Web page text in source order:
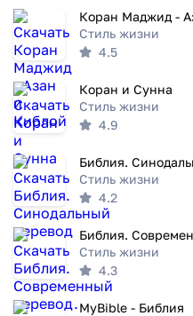
Стиль жизни
4.5
Коран и Сунна
Стиль жизни
4.9
Стиль жизни
4.2
Стиль жизни
4.3
MyBible - Библия